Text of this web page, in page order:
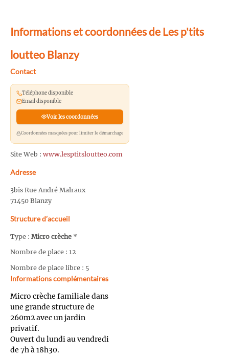
Informations et coordonnées de Les p'tits
loutteo Blanzy
Contact
Téléphone disponible
Email disponible
Voir les coordonnées
Coordonnées masquées pour limiter le démarchage
Site Web : www.lesptitsloutteo.com
Adresse
3bis Rue André Malraux
71450 Blanzy
Structure d’accueil
Type : Micro crèche *
Nombre de place : 12
Nombre de place libre : 5
Informations complémentaires
Micro crèche familiale dans
une grande structure de
260m2 avec un jardin
privatif.
Ouvert du lundi au vendredi
de 7h à 18h30.